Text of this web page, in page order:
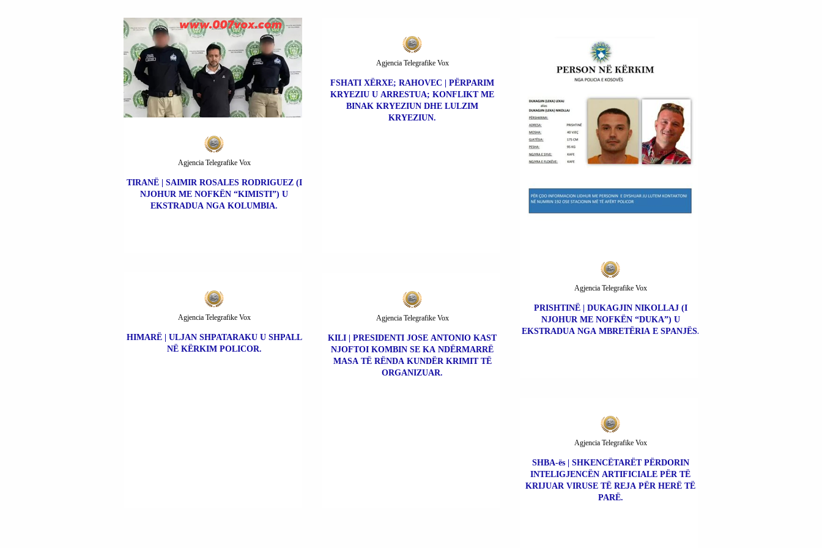
TIRANË | SAIMIR ROSALES RODRIGUEZ (I
NJOHUR ME NOFKËN “KIMISTI”) U
EKSTRADUA NGA KOLUMBIA.
Agjencia Telegrafike Vox
FSHATI XËRXE; RAHOVEC | PËRPARIM
KRYEZIU U ARRESTUA; KONFLIKT ME
BINAK KRYEZIUN DHE LULZIM
KRYEZIUN.
Agjencia Telegrafike Vox
PRISHTINË | DUKAGJIN NIKOLLAJ (I
NJOHUR ME NOFKËN “DUKA”) U
EKSTRADUA NGA MBRETËRIA E SPANJËS.
Agjencia Telegrafike Vox
HIMARË | ULJAN SHPATARAKU U SHPALL
NË KËRKIM POLICOR.
Agjencia Telegrafike Vox
KILI | PRESIDENTI JOSE ANTONIO KAST
NJOFTOI KOMBIN SE KA NDËRMARRË
MASA TË RËNDA KUNDËR KRIMIT TË
ORGANIZUAR.
Agjencia Telegrafike Vox
SHBA-ës | SHKENCËTARËT PËRDORIN
INTELIGJENCËN ARTIFICIALE PËR TË
KRIJUAR VIRUSE TË REJA PËR HERË TË
PARË.
Agjencia Telegrafike Vox